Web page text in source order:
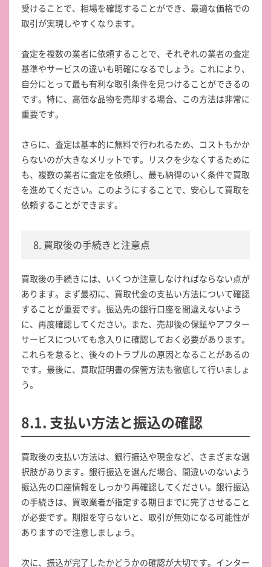
受けることで、相場を確認することができ、最適な価格での
取引が実現しやすくなります。
査定を複数の業者に依頼することで、それぞれの業者の査定
基準やサービスの違いも明確になるでしょう。これにより、
自分にとって最も有利な取引条件を見つけることができるの
です。特に、高価な品物を売却する場合、この方法は非常に
重要です。
さらに、査定は基本的に無料で行われるため、コストもかか
らないのが大きなメリットです。リスクを少なくするために
も、複数の業者に査定を依頼し、最も納得のいく条件で買取
を進めてください。このようにすることで、安心して買取を
依頼することができます。
8. 買取後の手続きと注意点
買取後の手続きには、いくつか注意しなければならない点が
あります。まず最初に、買取代金の支払い方法について確認
することが重要です。振込先の銀行口座を間違えないよう
に、再度確認してください。また、売却後の保証やアフター
サービスについても念入りに確認しておく必要があります。
これらを怠ると、後々のトラブルの原因となることがあるの
です。最後に、買取証明書の保管方法も徹底して行いましょ
う。
8.1. 支払い方法と振込の確認
買取後の支払い方法は、銀行振込や現金など、さまざまな選
択肢があります。銀行振込を選んだ場合、間違いのないよう
振込先の口座情報をしっかり再確認してください。銀行振込
の手続きは、買取業者が指定する期日までに完了させること
が必要です。期限を守らないと、取引が無効になる可能性が
ありますので注意しましょう。
次に、振込が完了したかどうかの確認が大切です。インター